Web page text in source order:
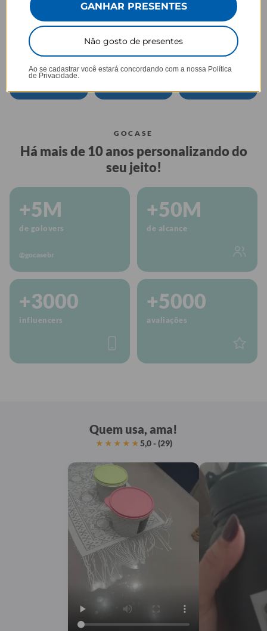
Alça embutida
GOCASE
Há mais de 10 anos personalizando do
seu jeito!
+5M
de golovers
@gocasebr
+50M
de alcance
+3000
influencers
+5000
avaliações
Quem usa, ama!
★★★★★5,0 - (29)
GANHAR PRESENTES
Não gosto de presentes
Ao se cadastrar você estará concordando com a nossa Política
de Privacidade.